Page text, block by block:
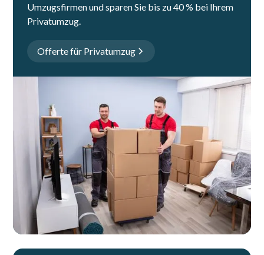
Umzugsfirmen und sparen Sie bis zu 40 % bei Ihrem
Privatumzug.
Offerte für Privatumzug